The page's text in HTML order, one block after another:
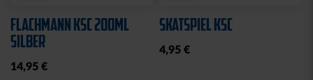
FLACHMANN KSC 200ML
SILBER
14,95 €
SKATSPIEL KSC
4,95 €